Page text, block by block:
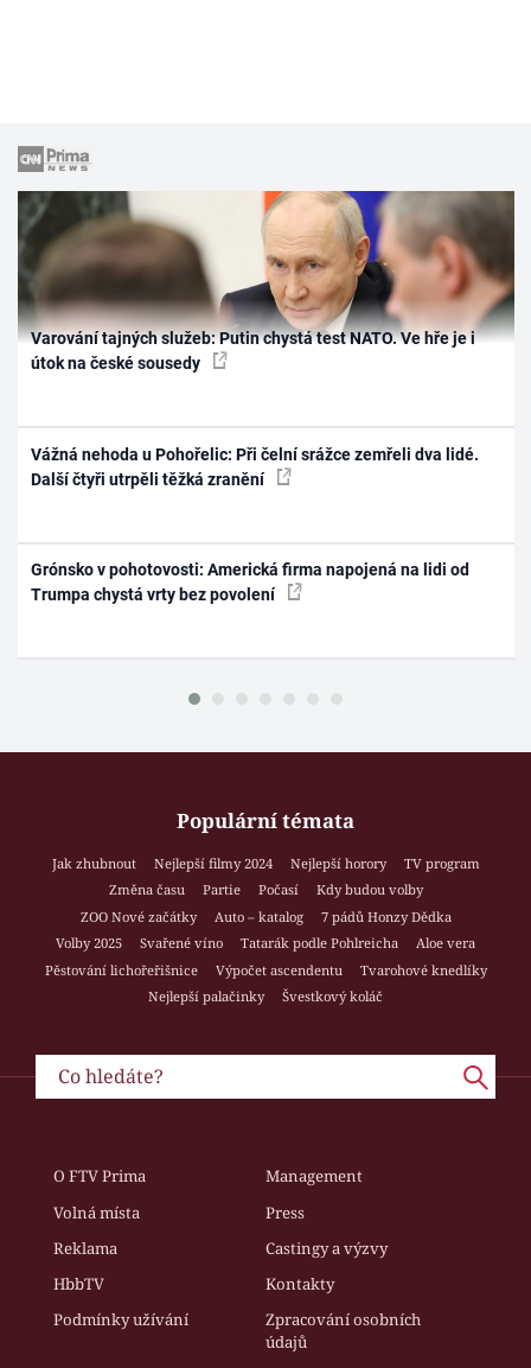
Varování tajných služeb: Putin chystá test NATO. Ve hře je i
útok na české sousedy
Vážná nehoda u Pohořelic: Při čelní srážce zemřeli dva lidé.
Další čtyři utrpěli těžká zranění
Grónsko v pohotovosti: Americká firma napojená na lidi od
Trumpa chystá vrty bez povolení
Populární témata
Jak zhubnout Nejlepší filmy 2024 Nejlepší horory
TV program
Změna času
Partie Počasí
Kdy budou volby
ZOO Nové začátky
Auto – katalog
7 pádů Honzy Dědka
Volby 2025
Svařené víno Tatarák podle Pohlreicha
Aloe vera
Pěstování lichořeřišnice
Výpočet ascendentu
Tvarohové knedlíky
Nejlepší palačinky
Švestkový koláč
O FTV Prima
Management
Volná místa
Press
Reklama
Castingy a výzvy
HbbTV
Kontakty
Podmínky užívání
Zpracování osobních
údajů